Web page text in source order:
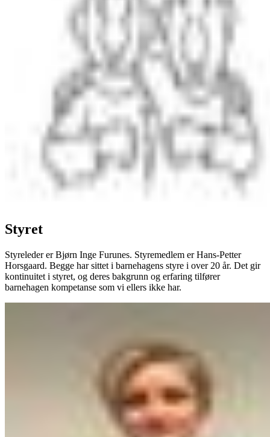
Styret
Styreleder er Bjørn Inge Furunes. Styremedlem er Hans-Petter
Horsgaard. Begge har sittet i barnehagens styre i over 20 år. Det gir
kontinuitet i styret, og deres bakgrunn og erfaring tilfører
barnehagen kompetanse som vi ellers ikke har.